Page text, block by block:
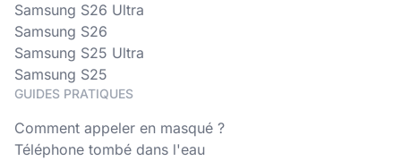
Samsung S26 Ultra
Samsung S26
Samsung S25 Ultra
Samsung S25
GUIDES PRATIQUES
Comment appeler en masqué ?
Téléphone tombé dans l'eau